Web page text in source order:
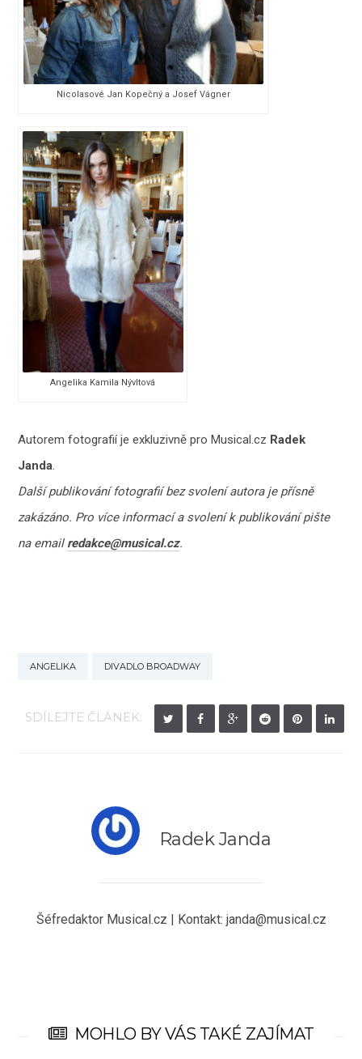
Nicolasové Jan Kopečný a Josef Vágner
Angelika Kamila Nývltová
Autorem fotografií je exkluzivně pro Musical.cz Radek
Janda.
Další publikování fotografií bez svolení autora je přísně
zakázáno. Pro více informací a svolení k publikování pište
na email redakce@musical.cz.
ANGELIKA DIVADLO BROADWAY
SDÍLEJTE ČLÁNEK:
Radek Janda
Šéfredaktor Musical.cz | Kontakt: janda@musical.cz
MOHLO BY VÁS TAKÉ ZAJÍMAT